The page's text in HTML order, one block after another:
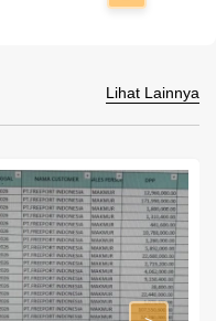
Lihat Lainnya